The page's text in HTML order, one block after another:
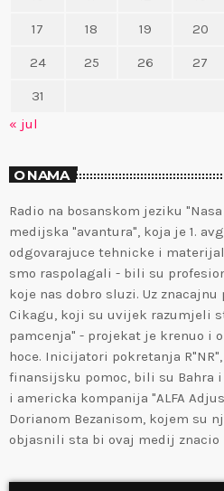
17 18 19 20
24 25 26 27
31
« jul
O NAMA
Radio na bosanskom jeziku
medijska "avantura", koja je 1.
odgovarajuce tehnicke i
smo raspolagali - bili su
koje nas dobro sluzi. Uz
Cikagu, koji su uvijek razumjeli
pamcenja" - projekat je krenuo i
hoce. Inicijatori pokretanja
finansijsku pomoc, bili su Bahra
i americka kompanija "ALFA
Dorianom Bezanisom, kojem su
objasnili sta bi ovaj medij znacio